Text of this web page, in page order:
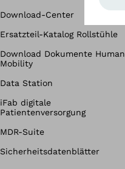
Download-Center
Ersatzteil-Katalog Rollstühle
Download Dokumente Human
Mobility
Data Station
iFab digitale
Patientenversorgung
MDR-Suite
Sicherheitsdatenblätter